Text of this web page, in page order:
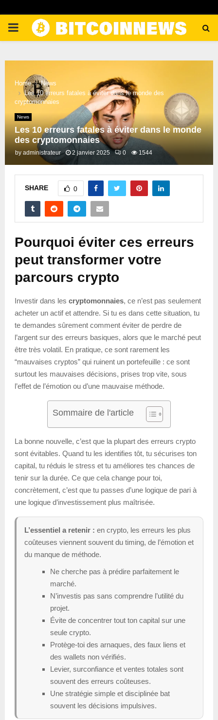
PRIMARY
Home
News
Les 10 erreurs fatales à éviter dans le monde des
cryptomonnaies
News
Les 10 erreurs fatales à éviter dans le monde
des cryptomonnaies
by administrateur 2 janvier 2025 0 1544
SHARE 0
Pourquoi éviter ces erreurs
peut transformer votre
parcours crypto
Investir dans les cryptomonnaies, ce n’est pas seulement
acheter un actif et attendre. Si tu es dans cette situation, tu
te demandes sûrement comment éviter de perdre de
l’argent sur des erreurs basiques, alors que le marché peut
être très volatil. En pratique, ce sont rarement les
“mauvaises cryptos” qui ruinent un portefeuille : ce sont
surtout les mauvaises décisions, prises trop vite, sous
l’effet de l’émotion ou d’une mauvaise méthode.
Sommaire de l'article
La bonne nouvelle, c’est que la plupart des erreurs crypto
sont évitables. Quand tu les identifies tôt, tu sécurises ton
capital, tu réduis le stress et tu améliores tes chances de
tenir sur la durée. Ce que cela change pour toi,
concrètement, c’est que tu passes d’une logique de pari à
une logique d’investissement plus maîtrisée.
L’essentiel a retenir : en crypto, les erreurs les plus
coûteuses viennent souvent du timing, de l’émotion et
du manque de méthode.
Ne cherche pas à prédire parfaitement le
marché.
N’investis pas sans comprendre l’utilité du
projet.
Évite de concentrer tout ton capital sur une
seule crypto.
Protège-toi des arnaques, des faux liens et
des wallets non vérifiés.
Levier, surconfiance et ventes totales sont
souvent des erreurs coûteuses.
Une stratégie simple et disciplinée bat
souvent les décisions impulsives.